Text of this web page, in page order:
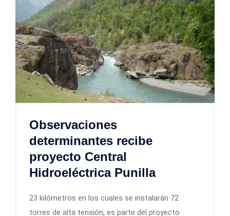
Observaciones
determinantes recibe
proyecto Central
Hidroeléctrica Punilla
23 kilómetros en los cuales se instalarán 72
torres de alta tensión, es parte del proyecto